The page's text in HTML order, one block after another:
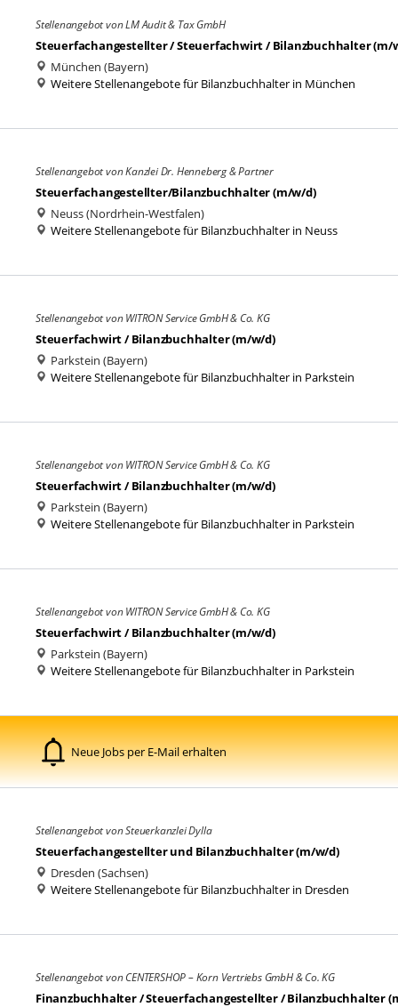
Stellenangebot von LM Audit & Tax GmbH
Steuerfachangestellter / Steuerfachwirt / Bilanzbuchhalter (m/
München (Bayern)
Weitere Stellenangebote für Bilanzbuchhalter in München
Stellenangebot von Kanzlei Dr. Henneberg & Partner
Steuerfachangestellter/Bilanzbuchhalter (m/w/d)
Neuss (Nordrhein-Westfalen)
Weitere Stellenangebote für Bilanzbuchhalter in Neuss
Stellenangebot von WITRON Service GmbH & Co. KG
Steuerfachwirt / Bilanzbuchhalter (m/w/d)
Parkstein (Bayern)
Weitere Stellenangebote für Bilanzbuchhalter in Parkstein
Stellenangebot von WITRON Service GmbH & Co. KG
Steuerfachwirt / Bilanzbuchhalter (m/w/d)
Parkstein (Bayern)
Weitere Stellenangebote für Bilanzbuchhalter in Parkstein
Stellenangebot von WITRON Service GmbH & Co. KG
Steuerfachwirt / Bilanzbuchhalter (m/w/d)
Parkstein (Bayern)
Weitere Stellenangebote für Bilanzbuchhalter in Parkstein
Neue Jobs per E-Mail erhalten
Stellenangebot von Steuerkanzlei Dylla
Steuerfachangestellter und Bilanzbuchhalter (m/w/d)
Dresden (Sachsen)
Weitere Stellenangebote für Bilanzbuchhalter in Dresden
Stellenangebot von CENTERSHOP – Korn Vertriebs GmbH & Co. KG
Finanzbuchhalter / Steuerfachangestellter / Bilanzbuchhalter